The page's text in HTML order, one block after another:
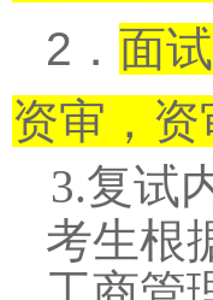
2 ． 面
资审，
3.复试
考生根